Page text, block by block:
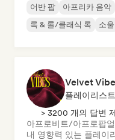
어반 팝 아프리카 음악
록 & 롤/클래식 록
소울
Velvet
플레이리스
> 3200 개의 답변
아프로비트/아프로팝
내 영향력 있는 플레이